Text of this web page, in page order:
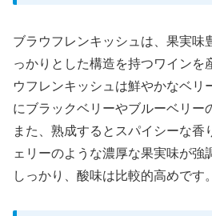
ブラウフレンキッシュは、果実味
っかりとした構造を持つワインを
ウフレンキッシュは鮮やかなベリ
にブラックベリーやブルーベリー
また、熟成するとスパイシーな香
ェリーのような濃厚な果実味が強
しっかり、酸味は比較的高めです。